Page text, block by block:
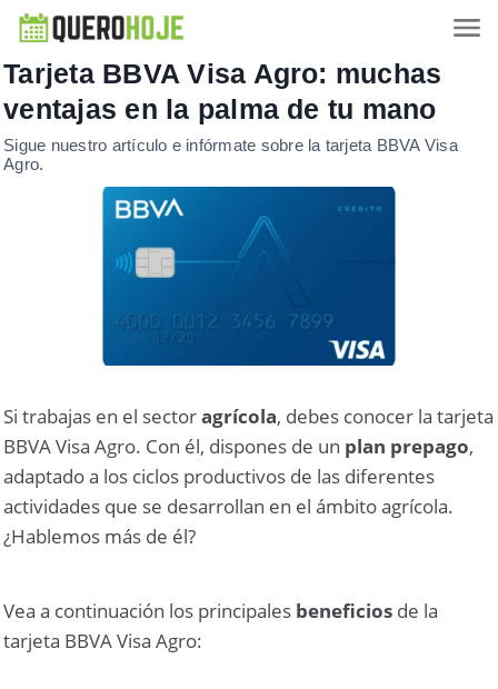
Tarjeta BBVA Visa Agro: muchas
ventajas en la palma de tu mano
Sigue nuestro artículo e infórmate sobre la tarjeta BBVA Visa
Agro.
Si trabajas en el sectoragrícola, debes conocer la tarjeta
BBVA Visa Agro. Con él, dispones de un plan prepago,
adaptado a los ciclos productivos de las diferentes
actividades que se desarrollan en el ámbito agrícola.
¿Hablemos más de él?
Vea a continuación los principales beneficios de la
tarjeta BBVA Visa Agro: